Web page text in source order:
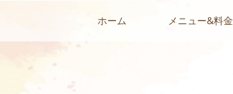
ホーム メニュー&料金